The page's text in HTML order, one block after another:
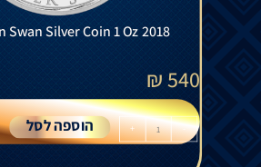
Swan Silver Coin 1 Oz 2018
540
₪
-
+ הוספה לסל